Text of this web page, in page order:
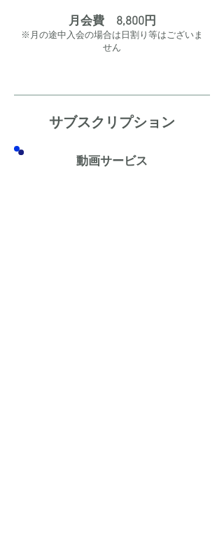
月会費 8,800円
※月の途中入会の場合は日割り等はございま
せん
サブスクリプション
動画サービス